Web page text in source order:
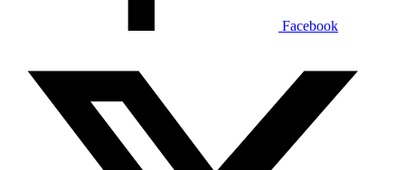
Facebook